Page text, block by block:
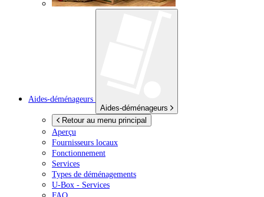
Aides-déménageurs
Aides-déménageurs
Retour au menu principal
Aperçu
Fournisseurs locaux
Fonctionnement
Services
Types de déménagements
U-Box - Services
FAQ